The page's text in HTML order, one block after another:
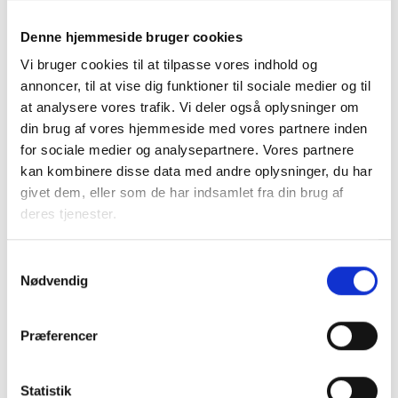
Denne hjemmeside bruger cookies
Vi bruger cookies til at tilpasse vores indhold og
annoncer, til at vise dig funktioner til sociale medier og til
at analysere vores trafik. Vi deler også oplysninger om
din brug af vores hjemmeside med vores partnere inden
for sociale medier og analysepartnere. Vores partnere
kan kombinere disse data med andre oplysninger, du har
givet dem, eller som de har indsamlet fra din brug af
deres tjenester.
Nødvendig
Præferencer
Statistik
øvrige landsoverenskomster og implementeres på samme
Herudover er der indgået et protokollat om samarbejde og
anvendelse af underleverandører for at forhindre
forringelser af overenskomstmæssige vilkår på grund af
underbydende virksomheder, herunder virksomheder, som
forringer løn- og ansættelsesvilkår på området gennem
brug af underleverandører. Protokollatet svarer til de
aftaler, som er indgået på det øvrige arbejdsmarked.
desuden sikret, at gartnere ansat på
ejendomsfunktionæroverenskomsten forbliver på denne
gartneroverenskomst.
hjemmeside under hovedpunktet ”Rådgivning” og herefter